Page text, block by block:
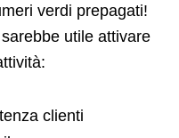
verdi prepagati!
utile attivare
clienti